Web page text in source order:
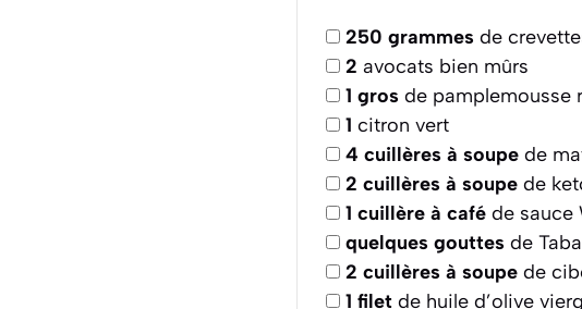
250 grammes de
2 avocats bien mûrs
1 gros de pamplemousse
1 citron vert
4 cuillères à soupe de
2 cuillères à soupe de
1 cuillère à café de sauce
quelques gouttes de
2 cuillères à soupe de
1 filet de huile d’olive